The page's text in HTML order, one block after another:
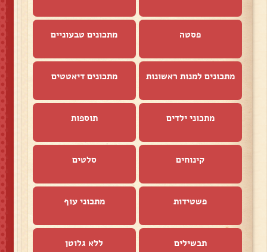
פסטה מתכונים טבעוניים
מתכונים למנות ראשונות מתכונים דיאטטים
מתכוני ילדים תוספות
קינוחים סלטים
פשטידות מתכוני עוף
תבשילים ללא גלוטן